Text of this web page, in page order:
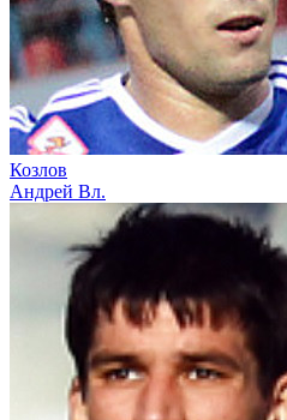
Козлов
Андрей Вл.